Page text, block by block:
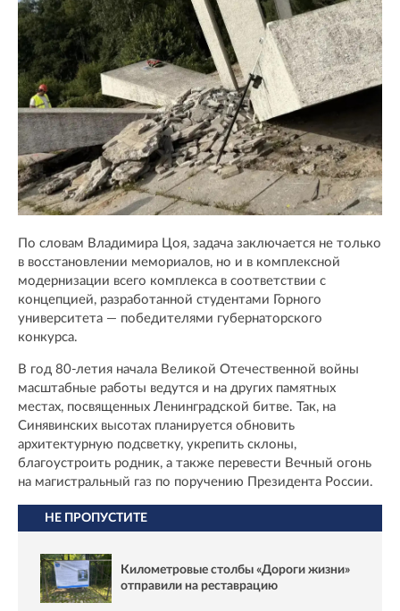
По словам Владимира Цоя, задача заключается не только
в восстановлении мемориалов, но и в комплексной
модернизации всего комплекса в соответствии с
концепцией, разработанной студентами Горного
университета — победителями губернаторского
конкурса.
В год 80-летия начала Великой Отечественной войны
масштабные работы ведутся и на других памятных
местах, посвященных Ленинградской битве. Так, на
Синявинских высотах планируется обновить
архитектурную подсветку, укрепить склоны,
благоустроить родник, а также перевести Вечный огонь
на магистральный газ по поручению Президента России.
НЕ ПРОПУСТИТЕ
Километровые столбы «Дороги жизни»
отправили на реставрацию